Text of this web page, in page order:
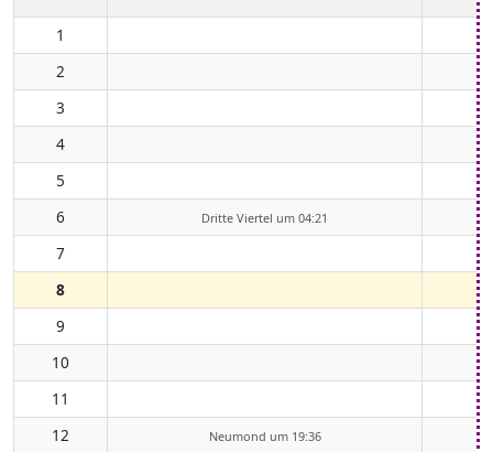
1
2
3
4
5
6
Dritte Viertel um 04:21
7
8
9
10
11
12
Neumond um 19:36